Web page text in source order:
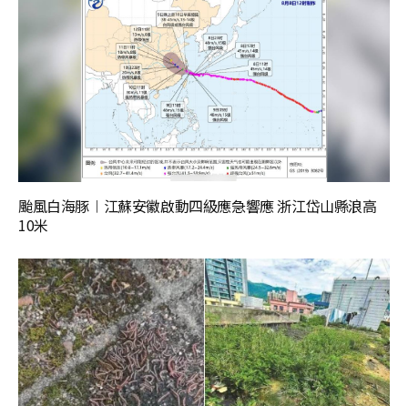
颱風白海豚︱江蘇安徽啟動四級應急響應 浙江岱山縣浪高
10米